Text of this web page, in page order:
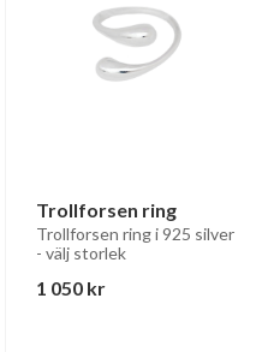
Trollforsen ring
Trollforsen ring i 925 silver
- välj storlek
1 050 kr